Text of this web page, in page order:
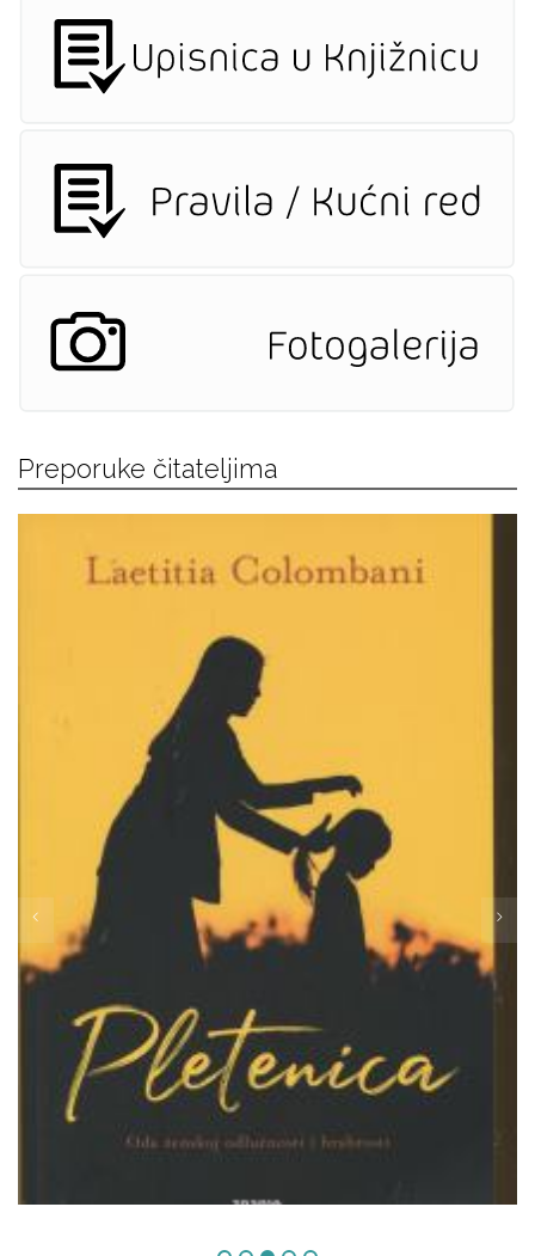
Preporuke čitateljima